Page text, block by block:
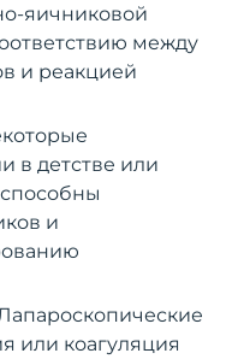
яичниковой
между
и реакцией
в детстве или
и
или коагуляция